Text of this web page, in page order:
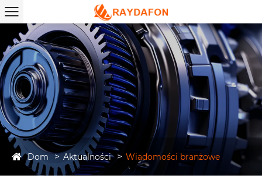
Dom Aktualności Wiadomości branżowe